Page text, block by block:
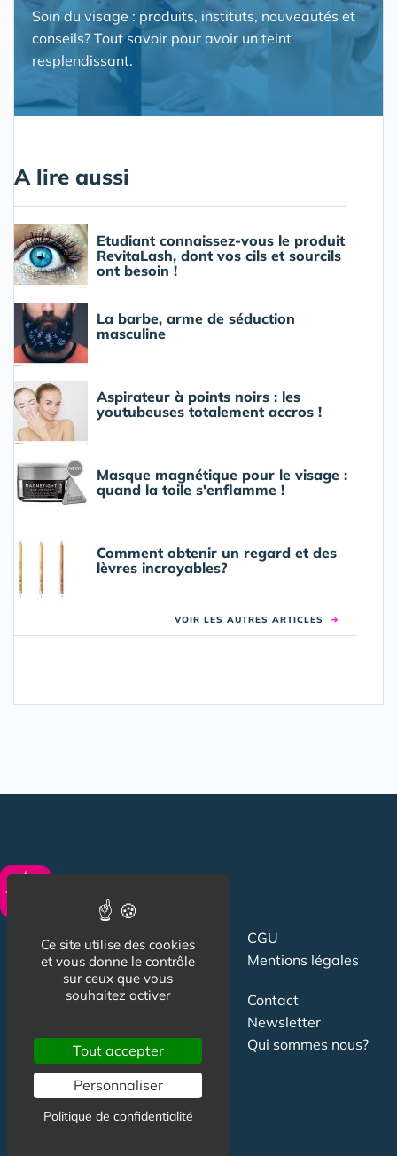
Soin du visage : produits, instituts, nouveautés et
conseils? Tout savoir pour avoir un teint
resplendissant.
A lire aussi
Etudiant connaissez-vous le produit
RevitaLash, dont vos cils et sourcils
ont besoin !
La barbe, arme de séduction
masculine
Aspirateur à points noirs : les
youtubeuses totalement accros !
Masque magnétique pour le visage :
quand la toile s'enflamme !
Comment obtenir un regard et des
lèvres incroyables?
VOIR LES AUTRES ARTICLES ➜
Suivez-nous
CGU
Mentions légales
Contact
Newsletter
Qui sommes nous?
Publicité
Study in France
Ce site utilise des cookies
et vous donne le contrôle
sur ceux que vous
souhaitez activer
Tout accepter
Personnaliser
Politique de confidentialité